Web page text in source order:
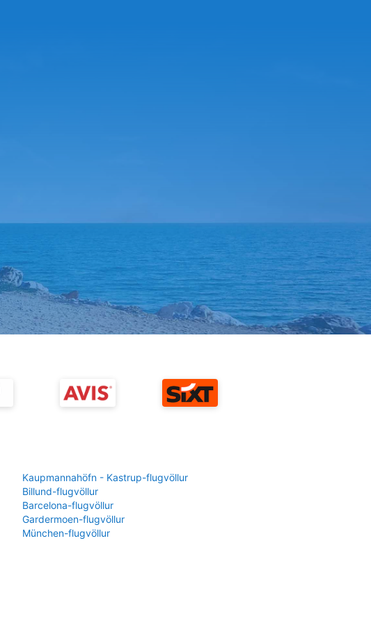
Kaupmannahöfn - Kastrup-flugvöllur
Billund-flugvöllur
Barcelona-flugvöllur
Gardermoen-flugvöllur
München-flugvöllur